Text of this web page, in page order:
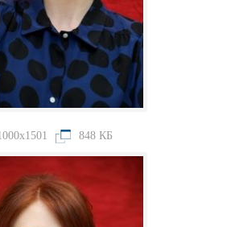
848 КБ